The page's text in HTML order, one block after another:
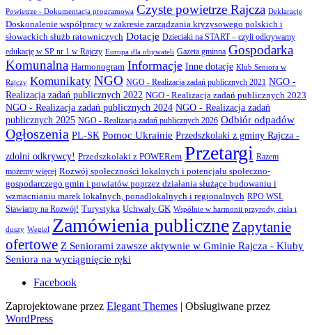
Powietrze - Dokumentacja programowa Czyste powietrze Rajcza Deklaracje
Doskonalenie współpracy w zakresie zarządzania kryzysowego polskich i
słowackich służb ratowniczych Dotacje Dzieciaki na START – czyli odkrywamy
edukację w SP nr 1 w Rajczy Europa dla obywateli Gazeta gminna Gospodarka
Komunalna Harmonogram Informacje Inne dotacje Klub Seniora w
Rajczy Komunikaty NGO NGO - Realizacja zadań publicznych 2021 NGO -
Realizacja zadań publicznych 2022 NGO - Realizacja zadań publicznych 2023
NGO - Realizacja zadań publicznych 2024 NGO - Realizacja zadań
publicznych 2025 NGO - Realizacja zadań publicznych 2026 Odbiór odpadów
Ogłoszenia PL-SK Pomoc Ukrainie Przedszkolaki z gminy Rajcza -
zdolni odkrywcy! Przedszkolaki z POWERem Przetargi Razem
możemy więcej Rozwój społeczności lokalnych i potencjału społeczno-
gospodarczego gmin i powiatów poprzez działania służące budowaniu i
wzmacnianiu marek lokalnych, ponadlokalnych i regionalnych RPO WSL
Stawiamy na Rozwój! Turystyka Uchwały GK Wspólnie w harmonii przyrody, ciała i
duszy Węgiel Zamówienia publiczne Zapytanie
ofertowe Z Seniorami zawsze aktywnie w Gminie Rajcza - Kluby
Seniora na wyciągnięcie ręki
Facebook
Zaprojektowane przez Elegant Themes | Obsługiwane przez
WordPress